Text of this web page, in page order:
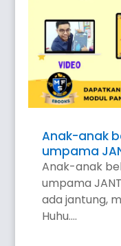
Anak-anak
umpama
Anak-anak
umpama
ada jantung,
Huhu....